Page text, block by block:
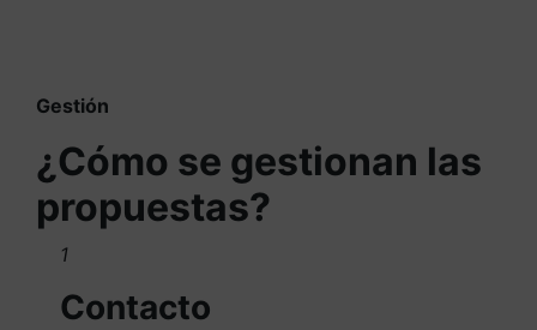
Gestión
¿Cómo se gestionan las
propuestas?
1
Contacto